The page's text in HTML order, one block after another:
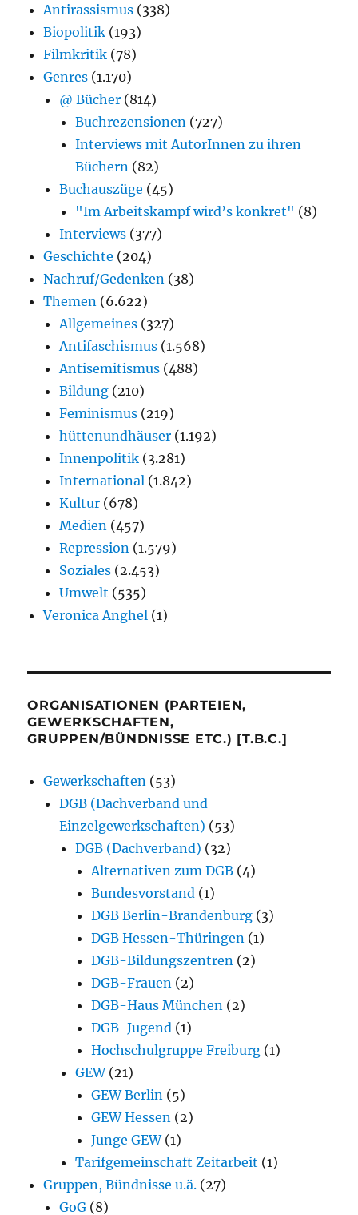
Antirassismus (338)
Biopolitik (193)
Filmkritik (78)
Genres (1.170)
@ Bücher (814)
Buchrezensionen (727)
Interviews mit AutorInnen zu ihren
Büchern (82)
Buchauszüge (45)
"Im Arbeitskampf wird’s konkret" (8)
Interviews (377)
Geschichte (204)
Nachruf/Gedenken (38)
Themen (6.622)
Allgemeines (327)
Antifaschismus (1.568)
Antisemitismus (488)
Bildung (210)
Feminismus (219)
hüttenundhäuser (1.192)
Innenpolitik (3.281)
International (1.842)
Kultur (678)
Medien (457)
Repression (1.579)
Soziales (2.453)
Umwelt (535)
Veronica Anghel (1)
ORGANISATIONEN (PARTEIEN,
GEWERKSCHAFTEN,
GRUPPEN/BÜNDNISSE ETC.) [T.B.C.]
Gewerkschaften (53)
DGB (Dachverband und
Einzelgewerkschaften) (53)
DGB (Dachverband) (32)
Alternativen zum DGB (4)
Bundesvorstand (1)
DGB Berlin-Brandenburg (3)
DGB Hessen-Thüringen (1)
DGB-Bildungszentren (2)
DGB-Frauen (2)
DGB-Haus München (2)
DGB-Jugend (1)
Hochschulgruppe Freiburg (1)
GEW(21)
GEW Berlin (5)
GEW Hessen (2)
Junge GEW(1)
Tarifgemeinschaft Zeitarbeit (1)
Gruppen, Bündnisse u.ä. (27)
GoG (8)